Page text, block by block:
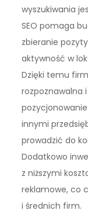
wyszukiwania
SEO pomaga
zbieranie
aktywność w
Dzięki temu
rozpoznawalna
innymi
prowadzić do
Dodatkowo
z niższymi
reklamowe, co
i średnich firm.